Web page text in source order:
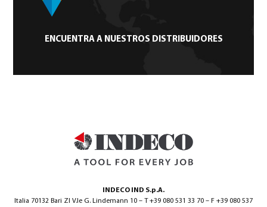
ENCUENTRA A NUESTROS DISTRIBUIDORES
INDECO IND S.p.A.
Italia 70132 Bari ZI V.le G. Lindemann 10 – T +39 080 531 33 70 – F +39 080 537